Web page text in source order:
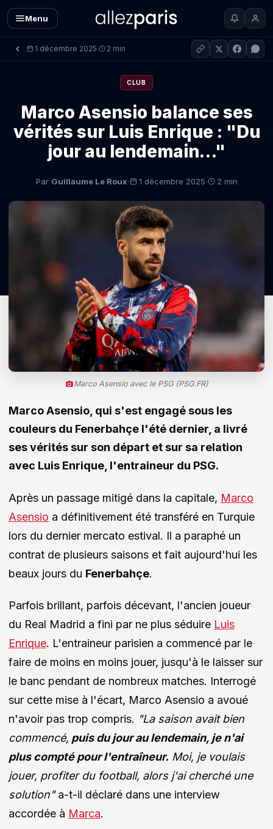
Menu
1 décembre 2025· 2 min
CLUB
Marco Asensio balance ses
vérités sur Luis Enrique : "Du
jour au lendemain…"
Par Guillaume Le Roux· 1 décembre 2025· 2 min
Marco Asensio avec le PSG (PSG.FR)
Marco Asensio, qui s'est engagé sous les
couleurs du Fenerbahçe l'été dernier, a livré
ses vérités sur son départ et sur sa relation
avec Luis Enrique, l'entraineur du PSG.
Après un passage mitigé dans la capitale, Marco
Asensio a définitivement été transféré en Turquie
lors du dernier mercato estival. Il a paraphé un
contrat de plusieurs saisons et fait aujourd'hui les
beaux jours du Fenerbahçe.
Parfois brillant, parfois décevant, l'ancien joueur
du Real Madrid a fini par ne plus séduire Luis
Enrique. L'entraineur parisien a commencé par le
faire de moins en moins jouer, jusqu'à le laisser sur
le banc pendant de nombreux matches. Interrogé
sur cette mise à l'écart, Marco Asensio a avoué
n'avoir pas trop compris. "La saison avait bien
commencé, puis du jour au lendemain, je n'ai
plus compté pour l'entraîneur. Moi, je voulais
jouer, profiter du football, alors j'ai cherché une
solution"a-t-il déclaré dans une interview
accordée à Marca.